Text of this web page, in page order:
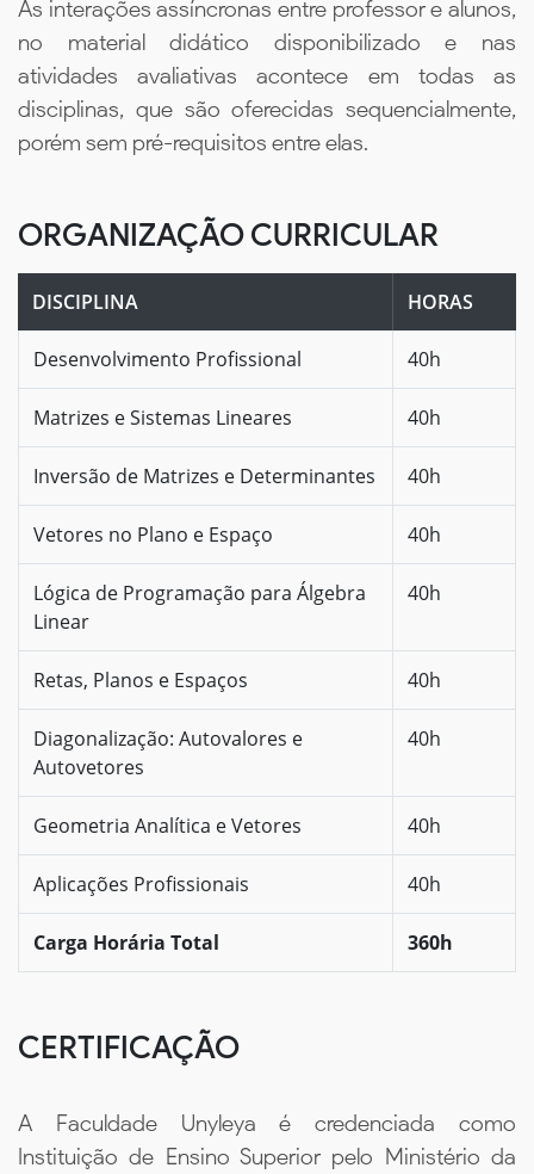
As interações assíncronas entre professor e alunos,
no material didático disponibilizado e nas
atividades avaliativas acontece em todas as
disciplinas, que são oferecidas sequencialmente,
porém sem pré-requisitos entre elas.
ORGANIZAÇÃO CURRICULAR
DISCIPLINA HORAS
Desenvolvimento Profissional 40h
Matrizes e Sistemas Lineares 40h
Inversão de Matrizes e Determinantes 40h
Vetores no Plano e Espaço 40h
Lógica de Programação para Álgebra
Linear
40h
Retas, Planos e Espaços 40h
Diagonalização: Autovalores e
Autovetores
40h
Geometria Analítica e Vetores 40h
Aplicações Profissionais 40h
Carga Horária Total 360h
CERTIFICAÇÃO
A Faculdade Unyleya é credenciada como
Instituição de Ensino Superior pelo Ministério da